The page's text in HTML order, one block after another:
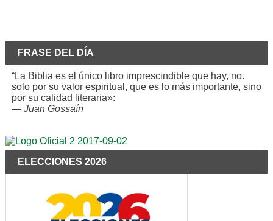
FRASE DEL DÍA
“La Biblia es el único libro imprescindible que hay, no.
solo por su valor espiritual, que es lo más importante, sino
por su calidad literaria»:
— Juan Gossaín
ELECCIONES 2026